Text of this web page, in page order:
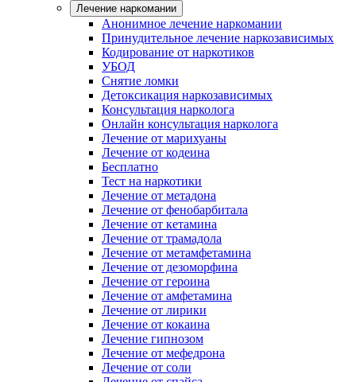
Лечение наркомании
Анонимное лечение наркомании
Принудительное лечение наркозависимых
Кодирование от наркотиков
УБОД
Снятие ломки
Детоксикация наркозависимых
Консультация нарколога
Онлайн консультация нарколога
Лечение от марихуаны
Лечение от кодеина
Бесплатно
Тест на наркотики
Лечение от метадона
Лечение от фенобарбитала
Лечение от кетамина
Лечение от трамадола
Лечение от метамфетамина
Лечение от дезоморфина
Лечение от героина
Лечение от амфетамина
Лечение от лирики
Лечение от кокаина
Лечение гипнозом
Лечение от мефедрона
Лечение от соли